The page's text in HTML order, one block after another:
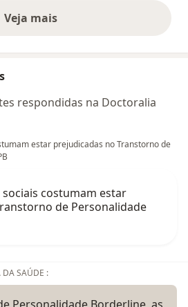
Veja maisopiniões acima
respondidas na Doctoralia
estar prejudicadas no Transtorno de
costumam estar
de Personalidade
DA SAÚDE :